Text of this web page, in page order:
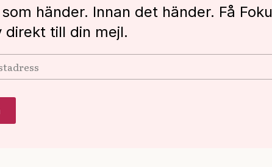
händer. Innan det händer. Få
direkt till din mejl.